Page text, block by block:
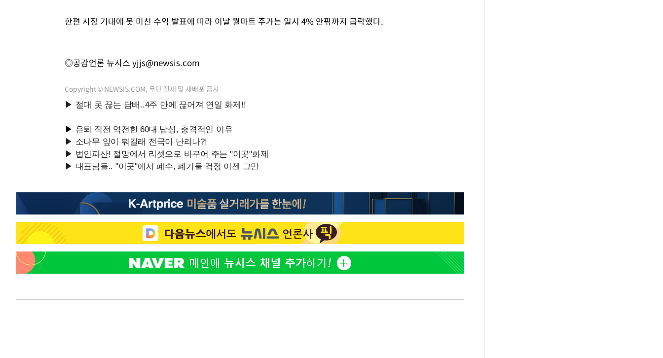
한편 시장 기대에 못 미친 수익 발표에 따라 이날 월마트 주가는 일시 4% 안팎까지 급락했다.
◎공감언론 뉴시스 yjjs@newsis.com
Copyright © NEWSIS.COM, 무단 전재 및 재배포 금지